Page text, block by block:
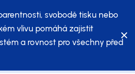
svobodě tisku nebo
vlivu pomáhá zajistit
a rovnost pro všechny před